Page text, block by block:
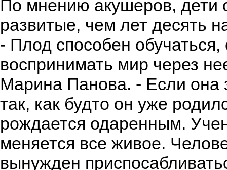
По мнению акушеров, дети
развитые, чем лет десять
- Плод способен
воспринимать мир через
Марина Панова. - Если она
так, как будто он уже
рождается одаренным.
меняется все живое.
вынужден